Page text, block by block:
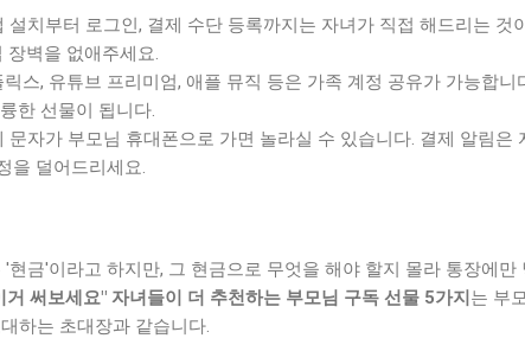
설치부터 로그인, 결제 수단 등록까지는 자녀가 직접 해드리는 것
장벽을 없애주세요.
릭스, 유튜브 프리미엄, 애플 뮤직 등은 가족 계정 공유가 가능합니
한 선물이 됩니다.
문자가 부모님 휴대폰으로 가면 놀라실 수 있습니다. 결제 알림은
을 덜어드리세요.
현금'이라고 하지만, 그 현금으로 무엇을 해야 할지 몰라 통장에만
거 써보세요" 자녀들이 더 추천하는 부모님 구독 선물 5가지 는 부
하는 초대장과 같습니다.